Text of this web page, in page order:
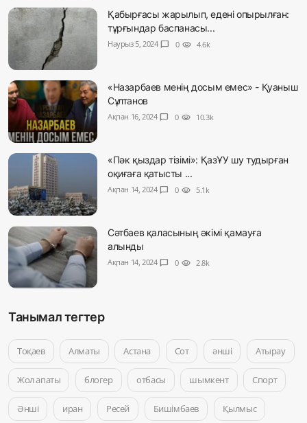
Қабырғасы жарылып, едені опырылған:
тұрғындар баспанасы...
Наурыз 5, 2024 chat_bubble 0 visibility 4.6k
«Назарбаев менің досым емес» - Қуаныш
Сұлтанов
Ақпан 16, 2024 chat_bubble 0 visibility 10.3k
«Пәк қыздар тізімі»: ҚазҰУ шу тудырған
оқиғаға қатысты ...
Ақпан 14, 2024 chat_bubble 0 visibility 5.1k
Сәтбаев қаласының әкімі қамауға
алынды
Ақпан 14, 2024 chat_bubble 0 visibility 2.8k
Танымал тегтер
Тоқаев Алматы Астана Сот әнші Атырау
Жол апаты блогер отбасы шымкент Спорт
Әнші иран Ресей Бишімбаев Қылмыс